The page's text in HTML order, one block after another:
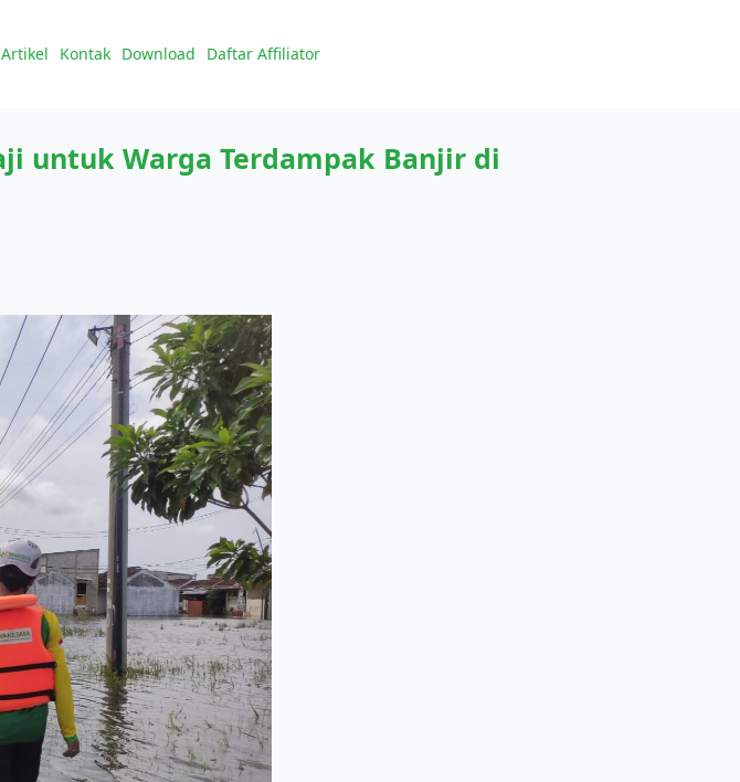
Artikel Kontak Download Daftar Affiliator
untuk Warga Terdampak Banjir di